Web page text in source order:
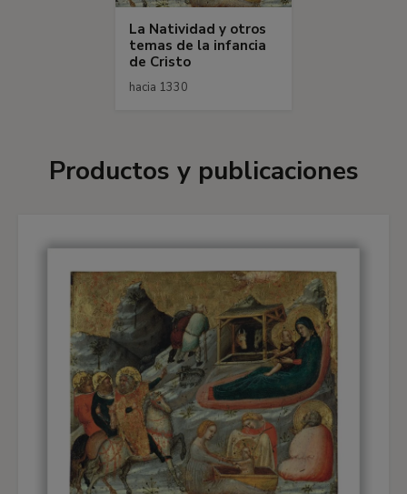
La Natividad y otros
temas de la infancia
de Cristo
hacia 1330
Productos y publicaciones